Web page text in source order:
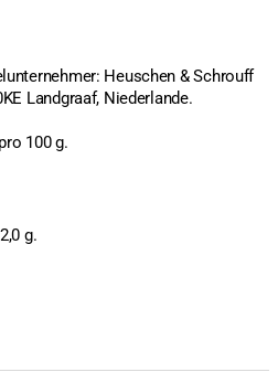
Heuschen & Schrouff
Landgraaf, Niederlande.
100 g.
g.